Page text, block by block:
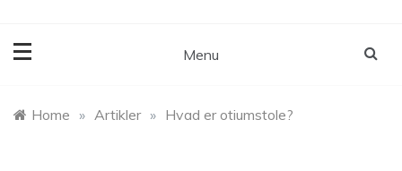
Menu
Home » Artikler » Hvad er otiumstole?